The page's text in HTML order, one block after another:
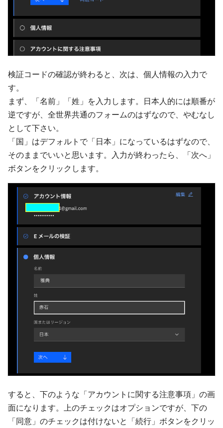
検証コードの確認が終わると、次は、個人情報の入力で
す。
まず、「名前」「姓」を入力します。日本人的には順番が
逆ですが、全世界共通のフォームのはずなので、やむなし
として下さい。
「国」はデフォルトで「日本」になっているはずなので、
そのままでいいと思います。入力が終わったら、「次へ」
ボタンをクリックします。
すると、下のような「アカウントに関する注意事項」の画
面になります。上のチェックはオプションですが、下の
「同意」のチェックは付けないと「続行」ボタンをクリッ